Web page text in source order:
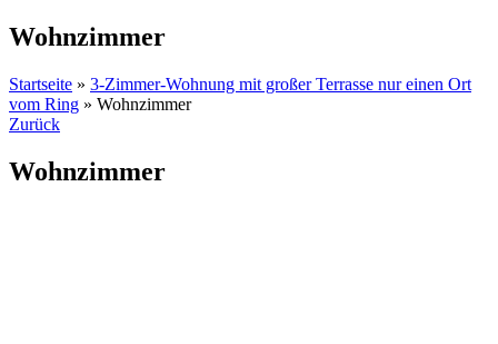
Wohnzimmer
Startseite » 3-Zimmer-Wohnung mit großer Terrasse nur einen Ort
vom Ring » Wohnzimmer
Zurück
Wohnzimmer